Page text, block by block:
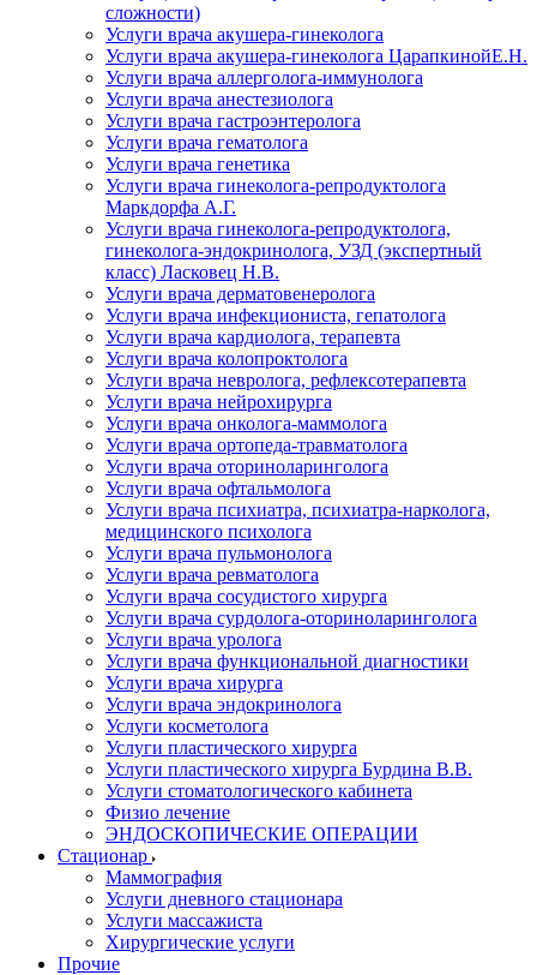
сложности)
Услуги врача акушера-гинеколога
Услуги врача акушера-гинеколога ЦарапкинойЕ.Н.
Услуги врача аллерголога-иммунолога
Услуги врача анестезиолога
Услуги врача гастроэнтеролога
Услуги врача гематолога
Услуги врача генетика
Услуги врача гинеколога-репродуктолога
Маркдорфа А.Г.
Услуги врача гинеколога-репродуктолога,
гинеколога-эндокринолога, УЗД (экспертный
класс) Ласковец Н.В.
Услуги врача дерматовенеролога
Услуги врача инфекциониста, гепатолога
Услуги врача кардиолога, терапевта
Услуги врача колопроктолога
Услуги врача невролога, рефлексотерапевта
Услуги врача нейрохирурга
Услуги врача онколога-маммолога
Услуги врача ортопеда-травматолога
Услуги врача оториноларинголога
Услуги врача офтальмолога
Услуги врача психиатра, психиатра-нарколога,
медицинского психолога
Услуги врача пульмонолога
Услуги врача ревматолога
Услуги врача сосудистого хирурга
Услуги врача сурдолога-оториноларинголога
Услуги врача уролога
Услуги врача функциональной диагностики
Услуги врача хирурга
Услуги врача эндокринолога
Услуги косметолога
Услуги пластического хирурга
Услуги пластического хирурга Бурдина В.В.
Услуги стоматологического кабинета
Физио лечение
ЭНДОСКОПИЧЕСКИЕ ОПЕРАЦИИ
Стационар
Маммография
Услуги дневного стационара
Услуги массажиста
Хирургические услуги
Прочие